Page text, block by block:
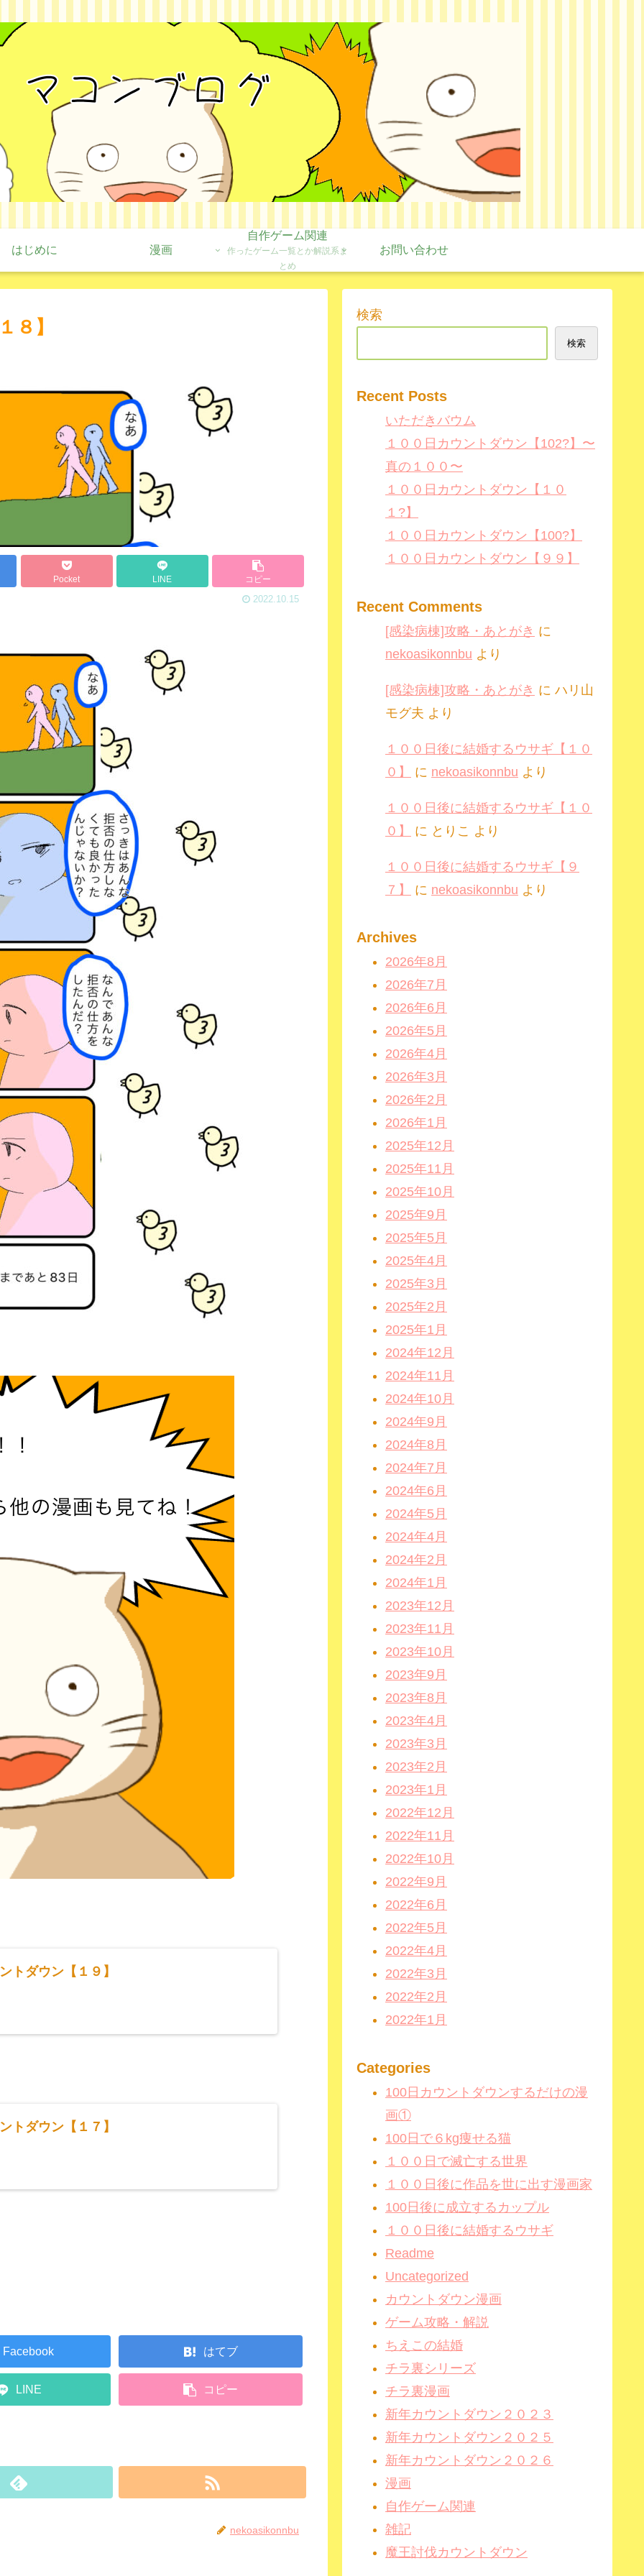
はじめに 漫画
自作ゲーム関連
作ったゲーム一覧とか解説系ま
とめ
お問い合わせ
８】
Pocket LINE コピー
2022.10.15
トダウン【１９】
トダウン【１７】
Facebook はてブ
LINE コピー
nekoasikonnbu
検索
検索
Recent Posts
いただきバウム
１００日カウントダウン【102?】〜
真の１００〜
１００日カウントダウン【１０
１?】
１００日カウントダウン【100?】
１００日カウントダウン【９９】
Recent Comments
[感染病棟]攻略・あとがき に
nekoasikonnbu より
[感染病棟]攻略・あとがき に ハリ山
モグ夫 より
１００日後に結婚するウサギ【１０
０】
に nekoasikonnbu より
１００日後に結婚するウサギ【１０
０】
に とりこ より
１００日後に結婚するウサギ【９
７】
に nekoasikonnbu より
Archives
2026年8月
2026年7月
2026年6月
2026年5月
2026年4月
2026年3月
2026年2月
2026年1月
2025年12月
2025年11月
2025年10月
2025年9月
2025年5月
2025年4月
2025年3月
2025年2月
2025年1月
2024年12月
2024年11月
2024年10月
2024年9月
2024年8月
2024年7月
2024年6月
2024年5月
2024年4月
2024年2月
2024年1月
2023年12月
2023年11月
2023年10月
2023年9月
2023年8月
2023年4月
2023年3月
2023年2月
2023年1月
2022年12月
2022年11月
2022年10月
2022年9月
2022年6月
2022年5月
2022年4月
2022年3月
2022年2月
2022年1月
Categories
100日カウントダウンするだけの漫
画①
100日で６kg痩せる猫
１００日で滅亡する世界
１００日後に作品を世に出す漫画家
100日後に成立するカップル
１００日後に結婚するウサギ
Readme
Uncategorized
カウントダウン漫画
ゲーム攻略・解説
ちえこの結婚
チラ裏シリーズ
チラ裏漫画
新年カウントダウン２０２３
新年カウントダウン２０２５
新年カウントダウン２０２６
漫画
自作ゲーム関連
雑記
魔王討伐カウントダウン